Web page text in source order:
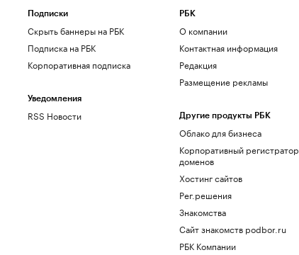
Подписки
Скрыть баннеры на РБК
Подписка на РБК
Корпоративная подписка
Уведомления
RSS Новости
РБК
О компании
Контактная информация
Редакция
Размещение рекламы
Другие продукты РБК
Облако для бизнеса
Корпоративный регистратор
доменов
Хостинг сайтов
Рег.решения
Знакомства
Сайт знакомств podbor.ru
РБК Компании